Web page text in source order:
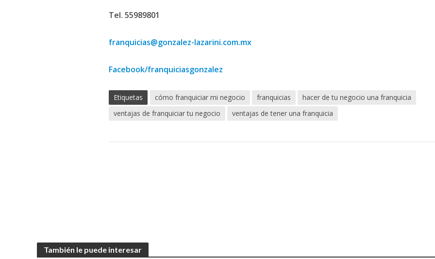
Tel. 55989801
franquicias@gonzalez-lazarini.com.mx
Facebook/franquiciasgonzalez
Etiquetas cómo franquiciar mi negocio franquicias
hacer de tu negocio una franquicia
ventajas de franquiciar tu negocio
ventajas de tener una franquicia
También le puede interesar